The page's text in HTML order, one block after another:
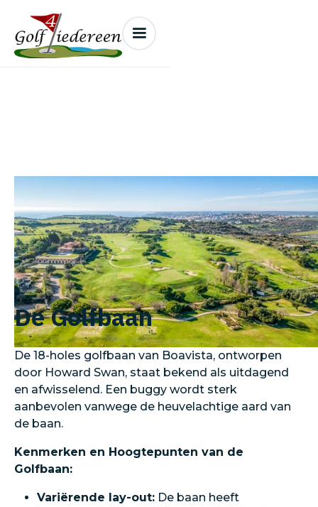
De Golfbaan
De 18-holes golfbaan van Boavista, ontworpen
door Howard Swan, staat bekend als uitdagend
en afwisselend. Een buggy wordt sterk
aanbevolen vanwege de heuvelachtige aard van
de baan.
Kenmerken en Hoogtepunten van de
Golfbaan:
Variërende lay-out: De baan heeft